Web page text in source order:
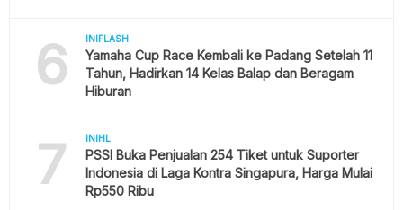
6 INIFLASH
Yamaha Cup Race Kembali ke Padang Setelah 11
Tahun, Hadirkan 14 Kelas Balap dan Beragam
Hiburan
7 INIHL
PSSI Buka Penjualan 254 Tiket untuk Suporter
Indonesia di Laga Kontra Singapura, Harga Mulai
Rp550 Ribu